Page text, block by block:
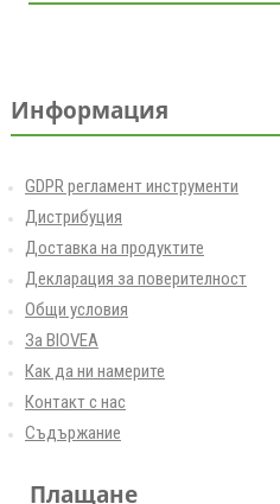
Информация
GDPR регламент инструменти
Дистрибуция
Доставка на продуктите
Декларация за поверителност
Общи условия
За BIOVEA
Как да ни намерите
Контакт с нас
Съдържание
Плащане